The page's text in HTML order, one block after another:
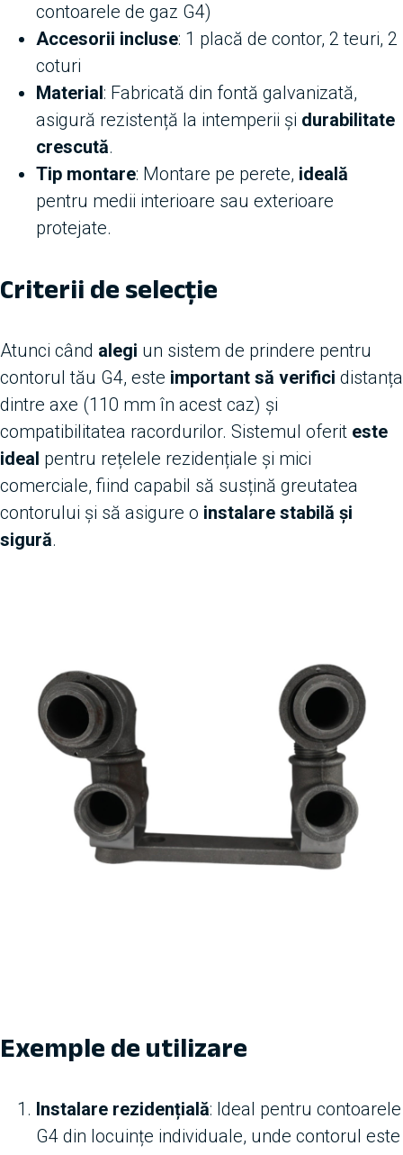
contoarele de gaz G4)
Accesorii incluse: 1 placă de contor, 2 teuri, 2
coturi
Material: Fabricată din fontă galvanizată,
asigură rezistență la intemperii și durabilitate
crescută.
Tip montare: Montare pe perete, ideală
pentru medii interioare sau exterioare
protejate.
Criterii de selecție
Atunci când alegi un sistem de prindere pentru
contorul tău G4, este important să verifici distanța
dintre axe (110 mm în acest caz) și
compatibilitatea racordurilor. Sistemul oferit este
ideal pentru rețelele rezidențiale și mici
comerciale, fiind capabil să susțină greutatea
contorului și să asigure o instalare stabilă și
sigură.
Exemple de utilizare
Instalare rezidențială: Ideal pentru contoarele
G4 din locuințe individuale, unde contorul este